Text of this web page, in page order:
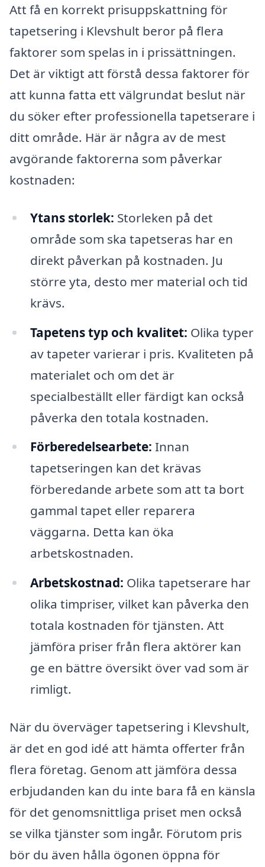
Att få en korrekt prisuppskattning för
tapetsering i Klevshult beror på flera
faktorer som spelas in i prissättningen.
Det är viktigt att förstå dessa faktorer för
att kunna fatta ett välgrundat beslut när
du söker efter professionella tapetserare i
ditt område. Här är några av de mest
avgörande faktorerna som påverkar
kostnaden:
Ytans storlek: Storleken på det
område som ska tapetseras har en
direkt påverkan på kostnaden. Ju
större yta, desto mer material och tid
krävs.
Tapetens typ och kvalitet: Olika typer
av tapeter varierar i pris. Kvaliteten på
materialet och om det är
specialbeställt eller färdigt kan också
påverka den totala kostnaden.
Förberedelsearbete: Innan
tapetseringen kan det krävas
förberedande arbete som att ta bort
gammal tapet eller reparera
väggarna. Detta kan öka
arbetskostnaden.
Arbetskostnad: Olika tapetserare har
olika timpriser, vilket kan påverka den
totala kostnaden för tjänsten. Att
jämföra priser från flera aktörer kan
ge en bättre översikt över vad som är
rimligt.
När du överväger tapetsering i Klevshult,
är det en god idé att hämta offerter från
flera företag. Genom att jämföra dessa
erbjudanden kan du inte bara få en känsla
för det genomsnittliga priset men också
se vilka tjänster som ingår. Förutom pris
bör du även hålla ögonen öppna för